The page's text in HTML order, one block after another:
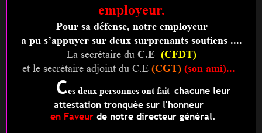
employeur.
Pour sa défense, notre employeur
a pu s’appuyer sur deux surprenants soutiens ....
La secrétaire du C.E (CFDT)
et le secrétaire adjoint du C.E (CGT) (son ami)...
Ces deux personnes ontfait chacune leur
attestation tronquée sur l'honneur
en Faveur de notre directeur général.